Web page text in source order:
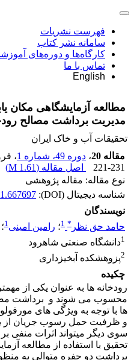
فهرست نشریات
سامانه نشر کتاب
کارگاه‌ها و دوره‌های
تماس با ما
English
مطالعه آزمایشگاهی مکان
مدیریت برداشت مصالح
تحقیقات آب و خاک ایران
مقاله 20
، دوره 49، شماره 1 ،
221-231
اصل مقاله (1.61 M
)
نوع مقاله: مقاله پژوهشی
شناسه دیجیتال (DOI):
نویسندگان
حامد حق نظر *
1؛ رامین امینی1؛
1دانشگاه صنعتی شاهرود
2پزوهشکده آبخیزداری
چکیده
رودخانه ها به عنوان یکی از
محسوب می شوند و برداشت
ها با توجه به ویژگی های
و ظرفیت حمل رسوب جریان از
سوی دیگر میتواند اثرات منفی بر
تحقیق با استفاده از مطالعه
برداشت دو حفره متوالی به